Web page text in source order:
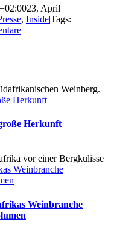
23. April
, Inside|Tags:
Herkunft
Herkunft
Weinbranche
Weinbranche